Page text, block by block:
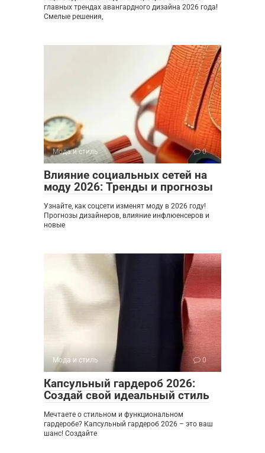
главных трендах авангардного дизайна 2026 года!
Смелые решения,
Мода и стиль 0
Влияние социальных сетей на
моду 2026: Тренды и прогнозы
Узнайте, как соцсети изменят моду в 2026 году!
Прогнозы дизайнеров, влияние инфлюенсеров и
новые
Мода и стиль 0
Капсульный гардероб 2026:
Создай свой идеальный стиль
Мечтаете о стильном и функциональном
гардеробе? Капсульный гардероб 2026 – это ваш
шанс! Создайте